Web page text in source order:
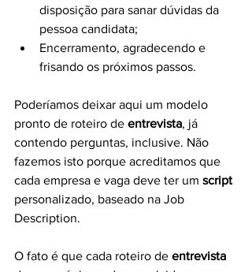
disposição para sanar dúvidas da
pessoa candidata;
Encerramento, agradecendo e
frisando os próximos passos.
Poderíamos deixar aqui um modelo
pronto de roteiro de entrevista, já
contendo perguntas, inclusive. Não
fazemos isto porque acreditamos que
cada empresa e vaga deve ter um script
personalizado, baseado na Job
Description.
O fato é que cada roteiro de entrevista